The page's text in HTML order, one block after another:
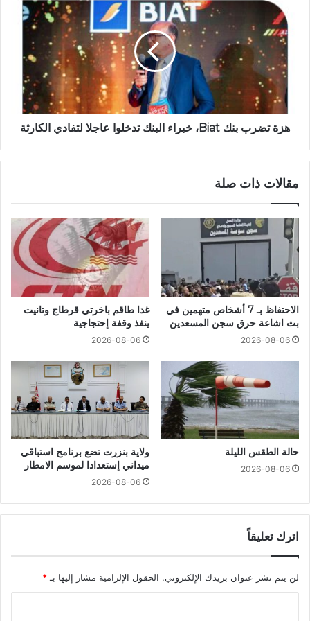
هزة تضرب بنك Biat، خبراء البنك تدخلوا عاجلا لتفادي الكارثة
مقالات ذات صلة
الاحتفاظ بـ 7 أشخاص متهمين في
بث اشاعة حرق سجن المسعدين
2026-08-06
غدا طاقم باخرتي قرطاج وتانيت
ينفذ وقفة إحتجاجية
2026-08-06
حالة الطقس الليلة
2026-08-06
ولاية بنزرت تضع برنامج استباقي
ميداني إستعدادا لموسم الامطار
2026-08-06
اترك تعليقاً
لن يتم نشر عنوان بريدك الإلكتروني. الحقول الإلزامية مشار إليها بـ*